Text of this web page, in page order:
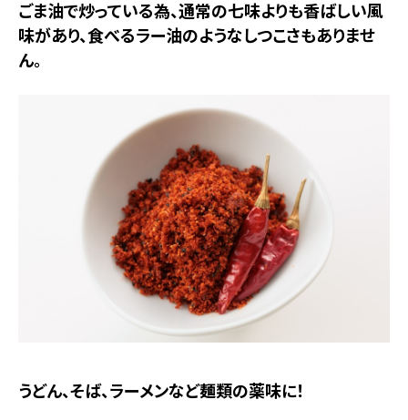
ごま油で炒っている為、通常の七味よりも香ばしい風
味があり、食べるラー油のようなしつこさもありませ
ん。
うどん、そば、ラーメンなど麺類の薬味に！